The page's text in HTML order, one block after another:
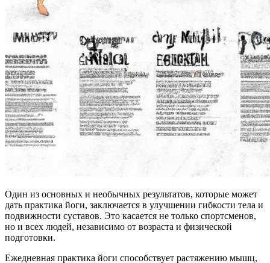
Один из основных и необычных результатов, которые может
дать практика йоги, заключается в улучшении гибкости тела и
подвижности суставов. Это касается не только спортсменов,
но и всех людей, независимо от возраста и физической
подготовки.
Ежедневная практика йоги способствует растяжению мышц,